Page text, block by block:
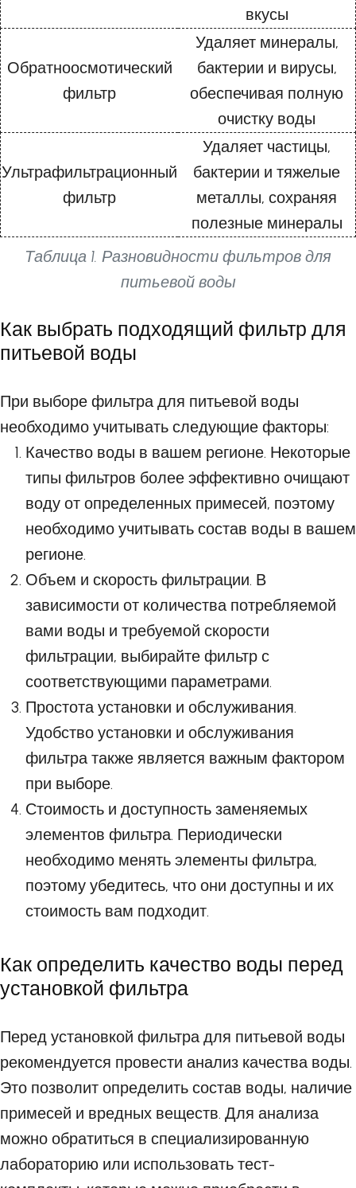
Таблица 1. Разновидности фильтров для
питьевой воды
вкусы
Обратноосмотический
фильтр
Удаляет минералы,
бактерии и вирусы,
обеспечивая полную
очистку воды
Ультрафильтрационный
фильтр
Удаляет частицы,
бактерии и тяжелые
металлы, сохраняя
полезные минералы
Как выбрать подходящий фильтр для
питьевой воды
При выборе фильтра для питьевой воды
необходимо учитывать следующие факторы:
Качество воды в вашем регионе. Некоторые
типы фильтров более эффективно очищают
воду от определенных примесей, поэтому
необходимо учитывать состав воды в вашем
регионе.
Объем и скорость фильтрации. В
зависимости от количества потребляемой
вами воды и требуемой скорости
фильтрации, выбирайте фильтр с
соответствующими параметрами.
Простота установки и обслуживания.
Удобство установки и обслуживания
фильтра также является важным фактором
при выборе.
Стоимость и доступность заменяемых
элементов фильтра. Периодически
необходимо менять элементы фильтра,
поэтому убедитесь, что они доступны и их
стоимость вам подходит.
Как определить качество воды перед
установкой фильтра
Перед установкой фильтра для питьевой воды
рекомендуется провести анализ качества воды.
Это позволит определить состав воды, наличие
примесей и вредных веществ. Для анализа
можно обратиться в специализированную
лабораторию или использовать тест-